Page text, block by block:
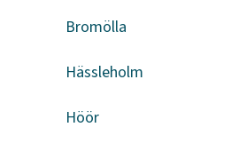
Bromölla
Hässleholm
Höör